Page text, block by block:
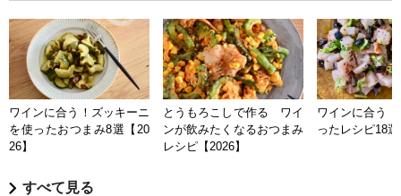
ワインに合う！ズッキーニ
を使ったおつまみ8選【20
26】
とうもろこしで作る ワイ
ンが飲みたくなるおつまみ
レシピ【2026】
ワインに合う
ったレシピ18
すべて見る